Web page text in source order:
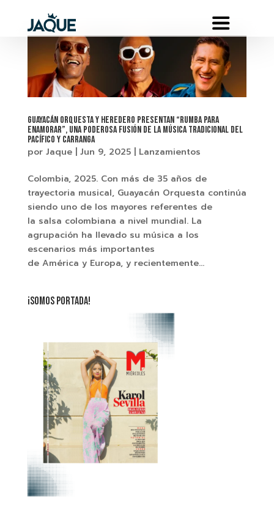
Guayacán Orquesta y Heredero presentan “Rumba para
enamorar”, una poderosa fusión de la música tradicional del
pacífico y carranga
por Jaque| Jun 9, 2025| Lanzamientos
Colombia, 2025. Con más de 35 años de
trayectoria musical, Guayacán Orquesta continúa
siendo uno de los mayores referentes de
la salsa colombiana a nivel mundial. La
agrupación ha llevado su música a los
escenarios más importantes
de América y Europa, y recientemente...
¡SOMOS PORTADA!